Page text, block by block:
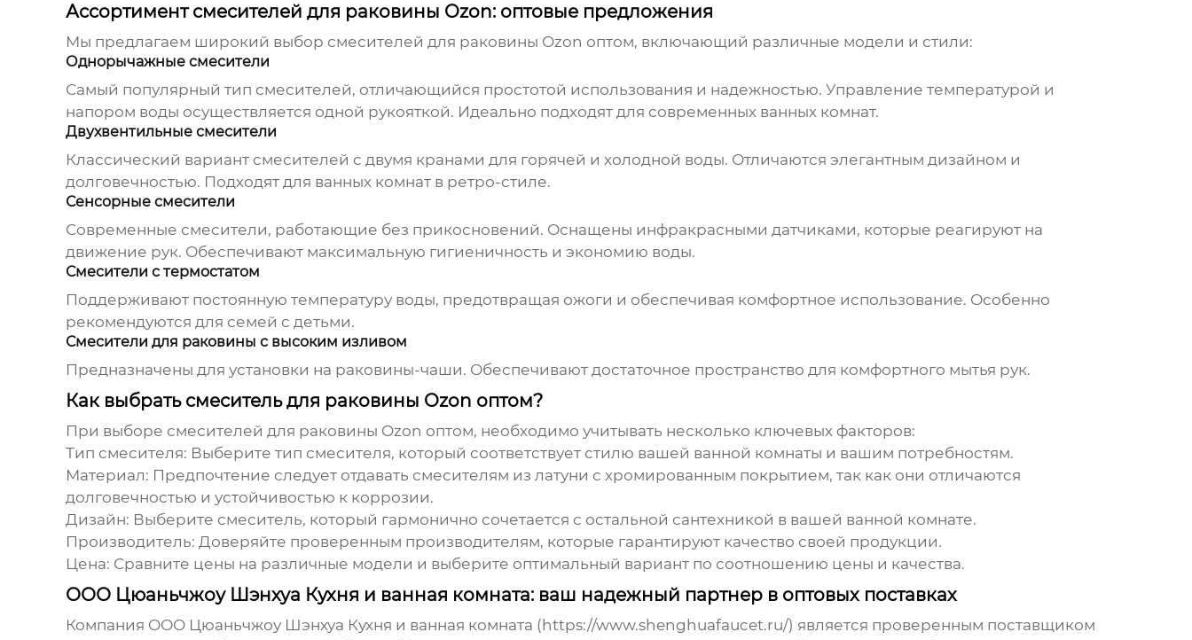
Ассортимент смесителей для раковины Ozon: оптовые предложения
Мы предлагаем широкий выбор смесителей для раковины Ozon оптом, включающий различные модели и стили:
Однорычажные смесители
Самый популярный тип смесителей, отличающийся простотой использования и надежностью. Управление температурой и
напором воды осуществляется одной рукояткой. Идеально подходят для современных ванных комнат.
Двухвентильные смесители
Классический вариант смесителей с двумя кранами для горячей и холодной воды. Отличаются элегантным дизайном и
долговечностью. Подходят для ванных комнат в ретро-стиле.
Сенсорные смесители
Современные смесители, работающие без прикосновений. Оснащены инфракрасными датчиками, которые реагируют на
движение рук. Обеспечивают максимальную гигиеничность и экономию воды.
Смесители с термостатом
Поддерживают постоянную температуру воды, предотвращая ожоги и обеспечивая комфортное использование. Особенно
рекомендуются для семей с детьми.
Смесители для раковины с высоким изливом
Предназначены для установки на раковины-чаши. Обеспечивают достаточное пространство для комфортного мытья рук.
Как выбрать смеситель для раковины Ozon оптом?
При выборе смесителей для раковины Ozon оптом, необходимо учитывать несколько ключевых факторов:
Тип смесителя: Выберите тип смесителя, который соответствует стилю вашей ванной комнаты и вашим потребностям.
Материал: Предпочтение следует отдавать смесителям из латуни с хромированным покрытием, так как они отличаются
долговечностью и устойчивостью к коррозии.
Дизайн: Выберите смеситель, который гармонично сочетается с остальной сантехникой в вашей ванной комнате.
Производитель: Доверяйте проверенным производителям, которые гарантируют качество своей продукции.
Цена: Сравните цены на различные модели и выберите оптимальный вариант по соотношению цены и качества.
ООО Цюаньчжоу Шэнхуа Кухня и ванная комната: ваш надежный партнер в оптовых поставках
Компания ООО Цюаньчжоу Шэнхуа Кухня и ванная комната ( https://www.shenghuafaucet.ru/) является проверенным поставщиком